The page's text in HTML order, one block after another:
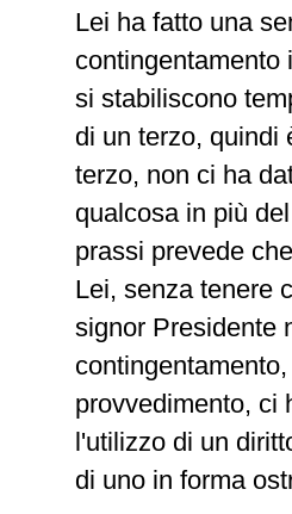
Lei ha fatto una
contingentamento
si stabiliscono
di un terzo, quindi
terzo, non ci ha
qualcosa in più
prassi prevede
Lei, senza tenere
signor Presidente
provvedimento, ci
l'utilizzo di un
di uno in forma